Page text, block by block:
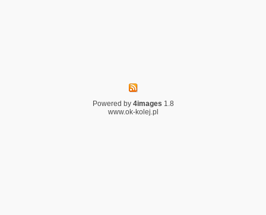
Powered by 4images 1.8
www.ok-kolej.pl